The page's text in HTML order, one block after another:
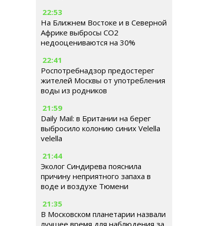
22:53
На Ближнем Востоке и в Северной
Африке выбросы CO2
недооцениваются на 30%
22:41
Роспотребнадзор предостерег
жителей Москвы от употребления
воды из родников
21:59
Daily Mail: в Британии на берег
выбросило колонию синих Velella
velella
21:44
Эколог Синдирева пояснила
причину неприятного запаха в
воде и воздухе Тюмени
21:35
В Московском планетарии назвали
лучшее время для наблюдения за